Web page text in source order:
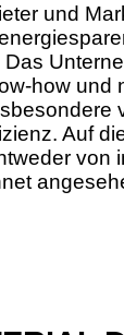
und
how und
Auf
von